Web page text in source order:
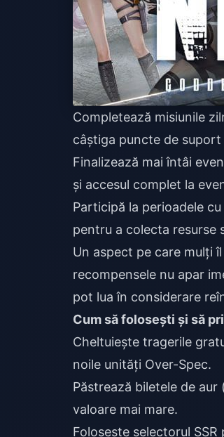
Completează misiunile
câștiga puncte de suport
Finalizează mai întâi
și accesul complet la
Participă la perioadele
pentru a colecta resurse
Un aspect pe care mulți
recompensele nu apar
pot lua în considerare
Cum să folosești și să
Cheltuiește tragerile
noile unități Over-Spec.
Păstrează biletele de
valoare mai mare.
Folosește selectorul